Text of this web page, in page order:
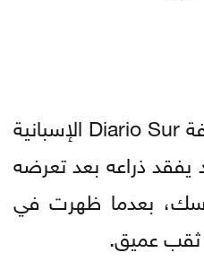
- ذكرت صحيفة Diario Sur الإسبانية
يفقد ذراعه بعد تعرضه
بعدما ظهرت في
ثقب عميق.